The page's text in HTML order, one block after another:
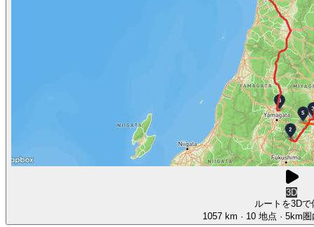
3D
ルートを3Dで
1057 km · 10 地点 · 5km